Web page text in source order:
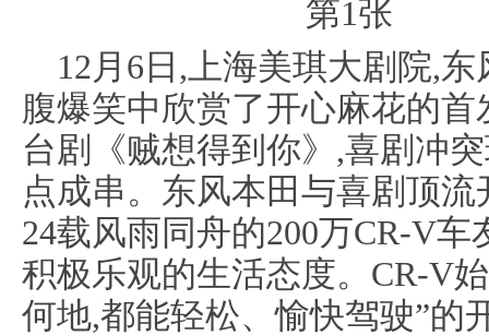
12月6日,上海美琪大剧院,
腹爆笑中欣赏了开心麻花的
台剧《贼想得到你》,喜剧冲
点成串。东风本田与喜剧顶
24载风雨同舟的200万CR-V
积极乐观的生活态度。CR-V
何地,都能轻松、愉快驾驶”的